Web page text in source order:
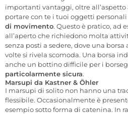
importanti vantaggi, oltre
portare con te i tuoi oggetti
di movimento. Questo è pratico, ad
all’aperto che richiedono molta
senza posti a sedere, dove una
volte si rivela scomoda. Una borsa
anche un bottino difficile per i
particolarmente sicura.
Marsupi da Kastner & Öhler
I marsupi di solito non hanno una
flessibile. Occasionalmente è
esempio sotto forma di catenina. In